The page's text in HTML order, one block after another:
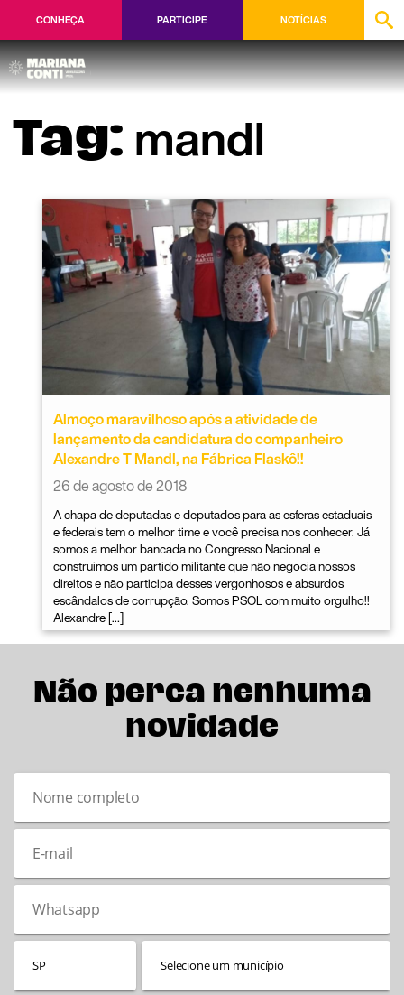
CONHEÇA PARTICIPE NOTÍCIAS
Tag: mandl
Almoço maravilhoso após a atividade de
lançamento da candidatura do companheiro
Alexandre T Mandl, na Fábrica Flaskô!!
26 de agosto de 2018
A chapa de deputadas e deputados para as esferas estaduais
e federais tem o melhor time e você precisa nos conhecer. Já
somos a melhor bancada no Congresso Nacional e
construimos um partido militante que não negocia nossos
direitos e não participa desses vergonhosos e absurdos
escândalos de corrupção. Somos PSOL com muito orgulho!!
Alexandre […]
Não perca nenhuma
novidade